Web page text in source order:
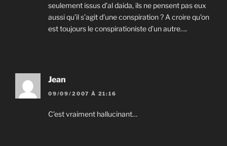
seulement issus d’al daida, ils ne pensent pas eux
aussi qu’il s’agit d’une conspiration ? A croire qu’on
est toujours le conspirationiste d’un autre….
Jean
09/09/2007 À 21:16
C’est vraiment hallucinant…